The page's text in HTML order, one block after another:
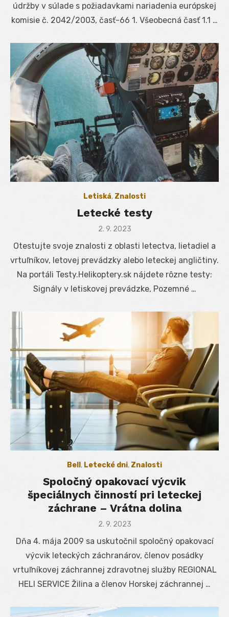
údržby v súlade s požiadavkami nariadenia európskej
komisie č. 2042/2003, časť-66 1. Všeobecná časť 1.1 …
Letiská, Znalosti
Letecké testy
Posted
2. 9. 2023
Otestujte svoje znalosti z oblasti letectva, lietadiel a
vrtuľníkov, letovej prevádzky alebo leteckej angličtiny.
Na portáli Testy.Helikoptery.sk nájdete rôzne testy:
Signály v letiskovej prevádzke, Pozemné …
Bell , Letecké dni, Znalosti
Spoločný opakovací výcvik
špeciálnych činností pri leteckej
záchrane – Vrátna dolina
Posted
2. 9. 2023
Dňa 4. mája 2009 sa uskutočnil spoločný opakovací
výcvik leteckých záchranárov, členov posádky
vrtuľníkovej záchrannej zdravotnej služby REGIONAL
HELI SERVICE Žilina a členov Horskej záchrannej …